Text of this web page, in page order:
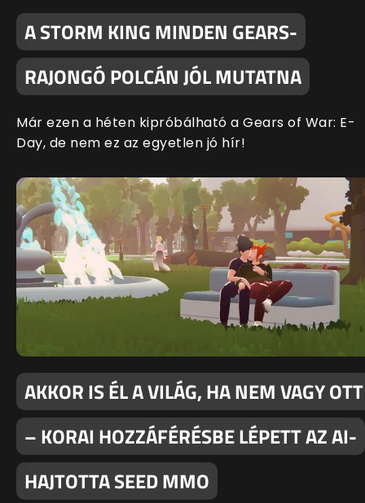
A STORM KING MINDEN GEARS-
RAJONGÓ POLCÁN JÓL MUTATNA
Már ezen a héten kipróbálható a Gears of War: E-
Day, de nem ez az egyetlen jó hír!
AKKOR IS ÉL A VILÁG, HA NEM VAGY OTT
– KORAI HOZZÁFÉRÉSBE LÉPETT AZ AI-
HAJTOTTA SEED MMO